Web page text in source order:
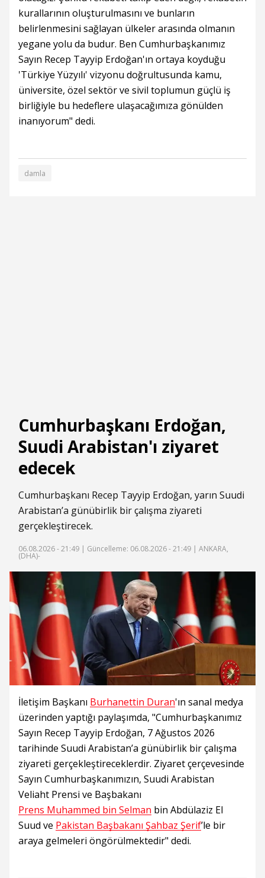
kurallarının oluşturulmasını ve bunların
belirlenmesini sağlayan ülkeler arasında olmanın
yegane yolu da budur. Ben Cumhurbaşkanımız
Sayın Recep Tayyip Erdoğan'ın ortaya koyduğu
'Türkiye Yüzyılı' vizyonu doğrultusunda kamu,
üniversite, özel sektör ve sivil toplumun güçlü iş
birliğiyle bu hedeflere ulaşacağımıza gönülden
inanıyorum" dedi.
damla
Cumhurbaşkanı Erdoğan,
Suudi Arabistan'ı ziyaret
edecek
Cumhurbaşkanı Recep Tayyip Erdoğan, yarın Suudi
Arabistan’a günübirlik bir çalışma ziyareti
gerçekleştirecek.
06.08.2026 - 21:49 | Güncelleme: 06.08.2026 - 21:49 | ANKARA,
(DHA)-
İletişim Başkanı Burhanettin Duran'ın sanal medya
üzerinden yaptığı paylaşımda, "Cumhurbaşkanımız
Sayın Recep Tayyip Erdoğan, 7 Ağustos 2026
tarihinde Suudi Arabistan’a günübirlik bir çalışma
ziyareti gerçekleştireceklerdir. Ziyaret çerçevesinde
Sayın Cumhurbaşkanımızın, Suudi Arabistan
Veliaht Prensi ve Başbakanı
Prens Muhammed bin Selman bin Abdülaziz El
Suud ve Pakistan Başbakanı Şahbaz Şerif’le bir
araya gelmeleri öngörülmektedir" dedi.